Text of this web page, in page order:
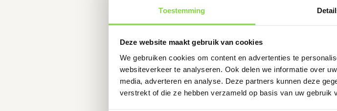
Toestemming
Deze website maakt gebruik van cookies
We gebruiken cookies om content en advertenties te
websiteverkeer te analyseren. Ook delen we informatie over
media, adverteren en analyse. Deze partners kunnen deze
verstrekt of die ze hebben verzameld op basis van uw gebruik
Levertijd:
Bekijk product